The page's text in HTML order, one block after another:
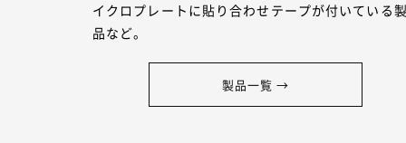
イクロプレートに貼り合わせテープが付いている
品など。
製品一覧 →